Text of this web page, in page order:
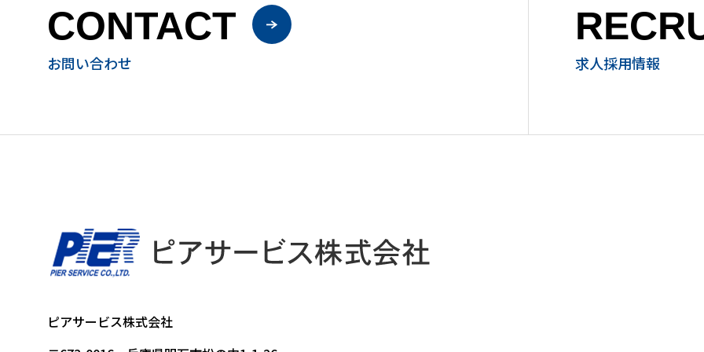
CONTACT
お問い合わせ 求人採用情報
ピアサービス株式会社